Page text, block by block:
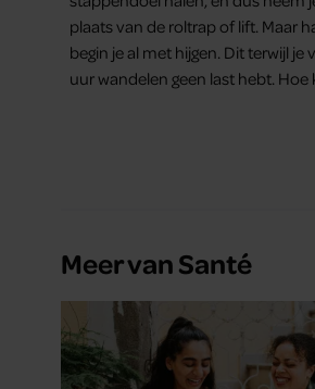
plaats van de roltrap of lift. Maar
begin je al met hijgen. Dit terwijl je
uur wandelen geen last hebt. Hoe
Meer van Santé